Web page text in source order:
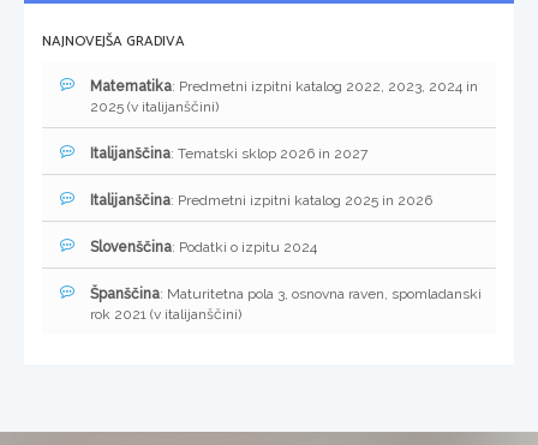
NAJNOVEJŠA GRADIVA
Matematika: Predmetni izpitni katalog 2022, 2023, 2024 in
2025 (v italijanščini)
Italijanščina: Tematski sklop 2026 in 2027
Italijanščina: Predmetni izpitni katalog 2025 in 2026
Slovenščina: Podatki o izpitu 2024
Španščina: Maturitetna pola 3, osnovna raven, spomladanski
rok 2021 (v italijanščini)